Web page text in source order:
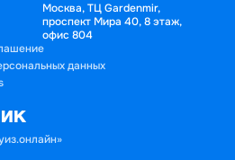
Москва, ТЦ Gardenmir,
проспект Мира 40, 8 этаж,
офис 804
данных